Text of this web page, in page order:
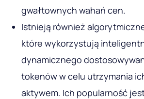
gwałtownych wahań cen.
Istnieją również
które wykorzystują
dynamicznego
tokenów w celu utrzymania
aktywem. Ich popularność